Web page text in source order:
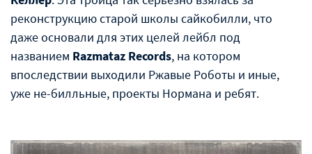
реконструкцию старой школы сайкобилли, что
даже основали для этих целей лейбл под
названием Razmataz Records, на котором
впоследствии выходили Ржавые Роботы и иные,
уже не-билльные, проекты Нормана и ребят.